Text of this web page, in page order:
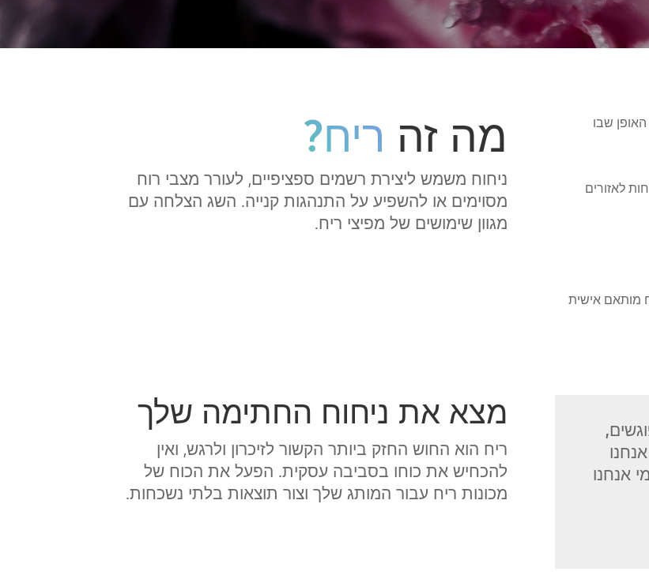
מה זה ריח?
ניחוח משמש ליצירת רשמים ספציפיים, לעורר מצבי רוח
מסוימים או להשפיע על התנהגות קנייה. השג הצלחה עם
מגוון שימושים של מפיצי ריח.
שבו
לאזורים
מותאם אישית
מצא את ניחוח החתימה שלך
ריח הוא החוש החזק ביותר הקשור לזיכרון ולרגש, ואין
להכחיש את כוחו בסביבה עסקית. הפעל את הכוח של
מכונות ריח עבור המותג שלך וצור תוצאות בלתי נשכחות.
אנחנו